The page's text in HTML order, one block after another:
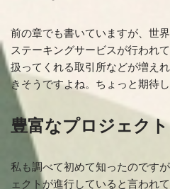
前の章でも書いていますが、世
ステーキングサービスが行われ
扱ってくれる取引所などが増え
きそうですよね。ちょっと期待し
豊富なプロジェクト
私も調べて初めて知ったのです
ェクトが進行していると言われ